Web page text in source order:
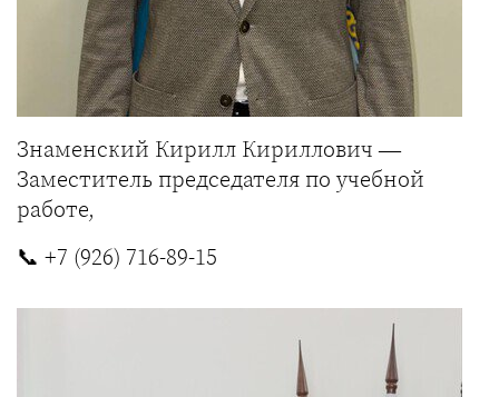
Знаменский Кирилл Кириллович —
Заместитель председателя по учебной
работе,
📞 +7 (926) 716-89-15